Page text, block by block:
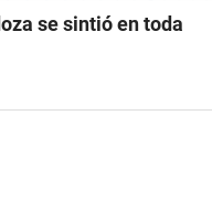
se sintió en toda